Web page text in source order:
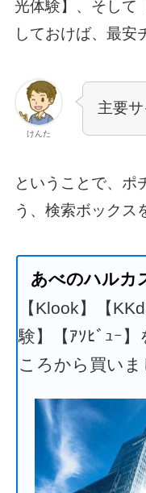
光体験】、そして
しておけば、最安
けんた
主要
ということで、ポ
う、検索ボックス
あべのハルカ
【Klook】【
験】【ｱｿﾋﾞｭｰ
ころから買いま